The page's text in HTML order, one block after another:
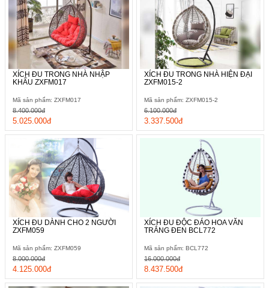
XÍCH ĐU TRONG NHÀ NHẬP
KHẨU ZXFM017
Mã sản phẩm: ZXFM017
5.025.000đ
8.400.000đ
XÍCH ĐU TRONG NHÀ HIỆN ĐẠI
ZXFM015-2
Mã sản phẩm: ZXFM015-2
3.337.500đ
6.100.000đ
XÍCH ĐU DÀNH CHO 2 NGƯỜI
ZXFM059
Mã sản phẩm: ZXFM059
4.125.000đ
8.000.000đ
XÍCH ĐU ĐỘC ĐÁO HOA VĂN
TRẮNG ĐEN BCL772
Mã sản phẩm: BCL772
8.437.500đ
16.000.000đ